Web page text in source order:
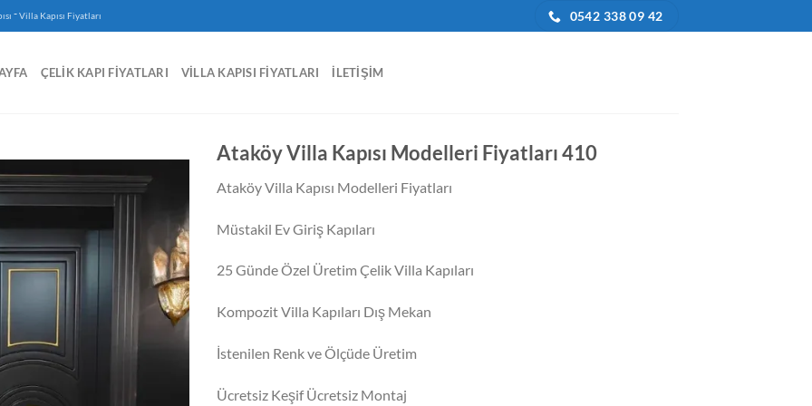
-Villa Kapısı Fiyatları 0542 338 09 42
ÇELIK KAPI FIYATLARI VILLA KAPISI FIYATLARI İLETIŞIM
Ataköy Villa Kapısı Modelleri Fiyatları 410
Ataköy Villa Kapısı Modelleri Fiyatları
Müstakil Ev Giriş Kapıları
25 Günde Özel Üretim Çelik Villa Kapıları
Kompozit Villa Kapıları Dış Mekan
İstenilen Renk ve Ölçüde Üretim
Ücretsiz Keşif Ücretsiz Montaj